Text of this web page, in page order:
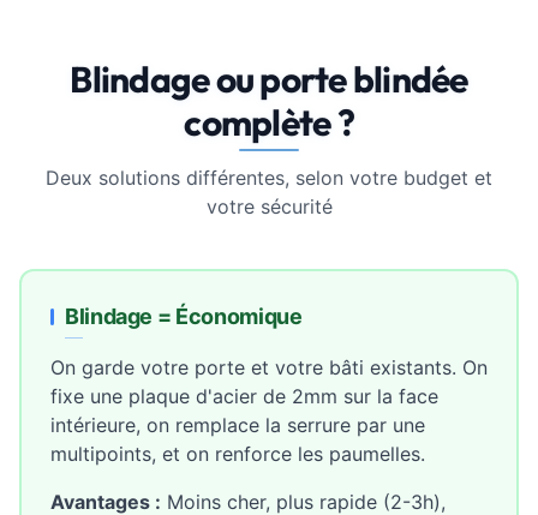
Blindage ou porte blindée
complète ?
Deux solutions différentes, selon votre budget et
votre sécurité
Blindage = Économique
On garde votre porte et votre bâti existants. On
fixe une plaque d'acier de 2mm sur la face
intérieure, on remplace la serrure par une
multipoints, et on renforce les paumelles.
Avantages : Moins cher, plus rapide (2-3h),